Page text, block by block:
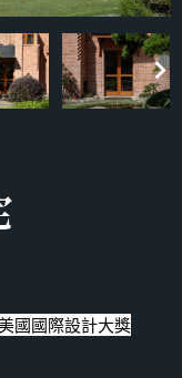
國國際設計大獎